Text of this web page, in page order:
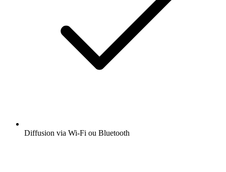
Diffusion via Wi-Fi ou Bluetooth